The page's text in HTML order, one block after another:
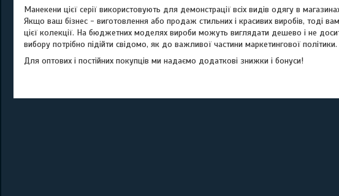
Манекени цієї серії використовують для демонстрації всіх видів одягу в
Якщо ваш бізнес - виготовлення або продаж стильних і красивих виробів, тоді
цієї колекції. На бюджетних моделях вироби можуть виглядати дешево і не
вибору потрібно підійти свідомо, як до важливої частини маркетингової політики.
Для оптових і постійних покупців ми надаємо додаткові знижки і бонуси!